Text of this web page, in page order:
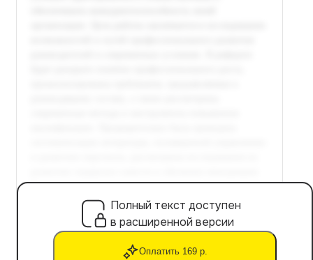
Полный текст доступен
в расширенной версии
Оплатить 169 р.